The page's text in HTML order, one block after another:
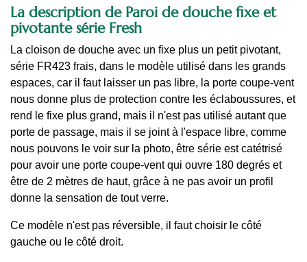
La description de Paroi de douche fixe et
pivotante série Fresh
La cloison de douche avec un fixe plus un petit pivotant,
série FR423 frais, dans le modèle utilisé dans les grands
espaces, car il faut laisser un pas libre, la porte coupe-vent
nous donne plus de protection contre les éclaboussures, et
rend le fixe plus grand, mais il n'est pas utilisé autant que
porte de passage, mais il se joint à l'espace libre, comme
nous pouvons le voir sur la photo, être série est catétrisé
pour avoir une porte coupe-vent qui ouvre 180 degrés et
être de 2 mètres de haut, grâce à ne pas avoir un profil
donne la sensation de tout verre.
Ce modèle n'est pas réversible, il faut choisir le côté
gauche ou le côté droit.